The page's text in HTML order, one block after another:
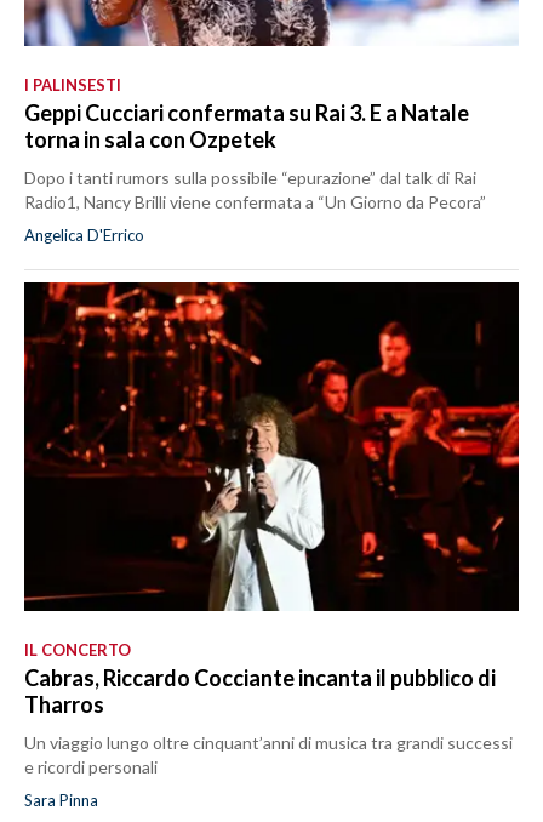
I PALINSESTI
Geppi Cucciari confermata su Rai 3. E a Natale
torna in sala con Ozpetek
Dopo i tanti rumors sulla possibile “epurazione” dal talk di Rai
Radio1, Nancy Brilli viene confermata a “Un Giorno da Pecora”
Angelica D'Errico
IL CONCERTO
Cabras, Riccardo Cocciante incanta il pubblico di
Tharros
Un viaggio lungo oltre cinquant’anni di musica tra grandi successi
e ricordi personali
Sara Pinna